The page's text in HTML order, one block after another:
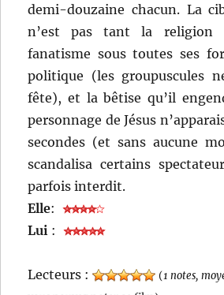
demi-douzaine chacun. La
n’est pas tant la religion
fanatisme sous toutes ses
politique (les groupuscules
fête), et la bêtise qu’il
personnage de Jésus
secondes (et sans aucune
scandalisa certains
parfois interdit.
Elle:
Lui :
Lecteurs : (1 notes,